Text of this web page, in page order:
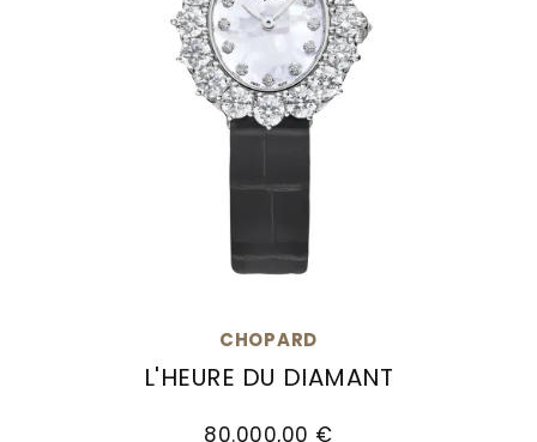
CHOPARD
L'HEURE DU DIAMANT
80.000,00 €